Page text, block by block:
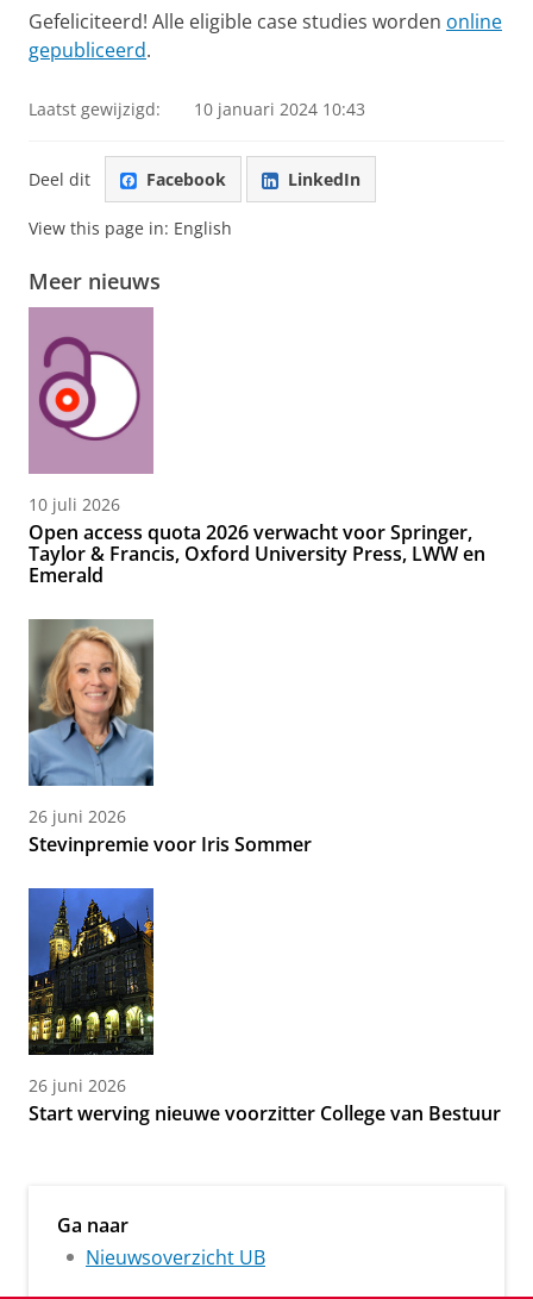
Gefeliciteerd! Alle eligible case studies worden online
gepubliceerd.
Laatst gewijzigd: 10 januari 2024 10:43
Deel dit Facebook LinkedIn
View this page in: English
Meer nieuws
10 juli 2026
Open access quota 2026 verwacht voor Springer,
Taylor & Francis, Oxford University Press, LWW en
Emerald
26 juni 2026
Stevinpremie voor Iris Sommer
26 juni 2026
Start werving nieuwe voorzitter College van Bestuur
Ga naar
Nieuwsoverzicht UB